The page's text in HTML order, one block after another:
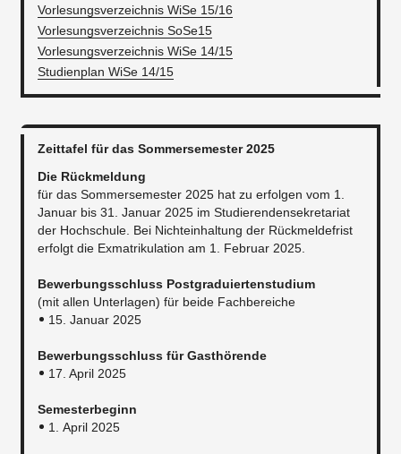
Vorlesungsverzeichnis WiSe 15/16
Vorlesungsverzeichnis SoSe15
Vorlesungsverzeichnis WiSe 14/15
Studienplan WiSe 14/15
Zeittafel für das Sommersemester 2025
Die Rückmeldung
für das Sommersemester 2025 hat zu erfolgen vom 1.
Januar bis 31. Januar 2025 im Studierendensekretariat
der Hochschule. Bei Nichteinhaltung der Rückmeldefrist
erfolgt die Exmatrikulation am 1. Februar 2025.​
Bewerbungsschluss Postgraduiertenstudium
(mit allen Unterlagen) für beide Fachbereiche
15. Januar 2025
Bewerbungsschluss für Gasthörende
17. April 2025
Semesterbeginn
1. April 2025